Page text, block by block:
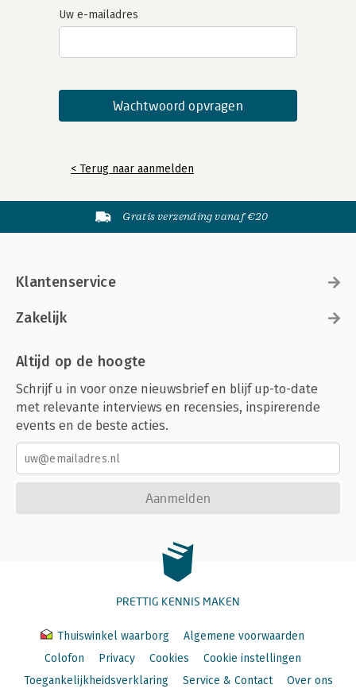
Uw e-mailadres
< Terug naar aanmelden
Gratis verzending vanaf €20
Klantenservice
Zakelijk
Altijd op de hoogte
Schrijf u in voor onze nieuwsbrief en blijf up-to-date
met relevante interviews en recensies, inspirerende
events en de beste acties.
Aanmelden
PRETTIG KENNIS MAKEN
Thuiswinkel waarborg
Algemene voorwaarden
Colofon
Privacy Cookies
Cookie instellingen
Toegankelijkheidsverklaring
Service & Contact Over ons